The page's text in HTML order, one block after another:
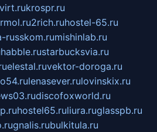
krospr.ru
2rich.ruhostel-65.ru
russkom.rumishinlab.ru
habble.rustarbucksvia.ru
elestal.ruvektor-doroga.ru
lenasever.rulovinskix.ru
discofoxworld.ru
hostel65.ruliura.ruglasspb.ru
gnalis.rubulkitula.ru